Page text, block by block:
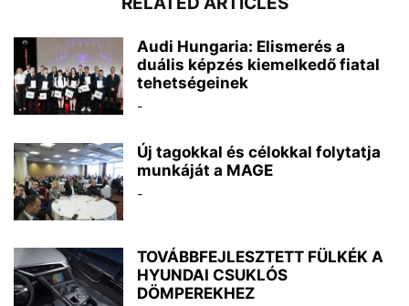
Audi Hungaria: Elismerés a
duális képzés kiemelkedő fiatal
tehetségeinek
-
Új tagokkal és célokkal folytatja
munkáját a MAGE
-
TOVÁBBFEJLESZTETT FÜLKÉK A
HYUNDAI CSUKLÓS
DÖMPEREKHEZ